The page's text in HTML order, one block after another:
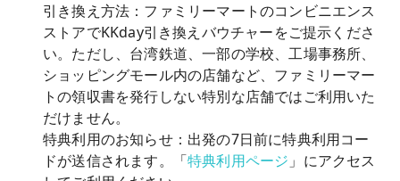
引き換え方法：ファミリーマートのコンビニエンス
ストアでKKday引き換えバウチャーをご提示くださ
い。ただし、台湾鉄道、一部の学校、工場事務所、
ショッピングモール内の店舗など、ファミリーマー
トの領収書を発行しない特別な店舗ではご利用いた
だけません。
特典利用のお知らせ：出発の7日前に特典利用コー
ドが送信されます。「特典利用ページ 」にアクセス